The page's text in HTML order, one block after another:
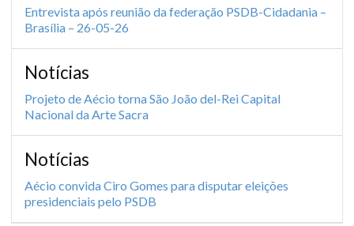
Entrevista após reunião da federação PSDB-Cidadania –
Brasília – 26-05-26
Notícias
Projeto de Aécio torna São João del-Rei Capital
Nacional da Arte Sacra
Notícias
Aécio convida Ciro Gomes para disputar eleições
presidenciais pelo PSDB